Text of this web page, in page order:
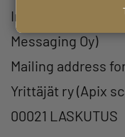
Intermediary code:
Messaging Oy)
Mailing address
Yrittäjät ry (Apix
00021 LASKUTUS